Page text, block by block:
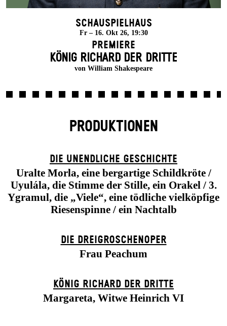
Schauspielhaus
Fr – 16. Okt 26, 19:30
Premiere
KÖNIG RICHARD DER DRITTE
von William Shakespeare
PRODUKTIONEN
DIE UN­ENDLICHE GESCHICHTE
Uralte Morla, eine bergartige Schildkröte /
Uyulála, die Stimme der Stille, ein Orakel / 3.
Ygramul, die „Viele“, eine tödliche vielköpfige
Riesenspinne / ein Nachtalb
DIE DREI­GROSCHEN­OPER
Frau Peachum
KÖNIG RICHARD DER DRITTE
Margareta, Witwe Heinrich VI